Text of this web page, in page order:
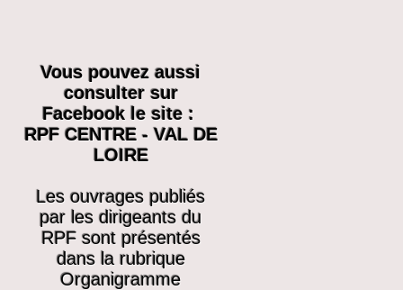
Vous pouvez aussi
consulter sur
Facebook le site :
RPF CENTRE - VAL DE
LOIRE
Les ouvrages publiés
par les dirigeants du
RPF sont présentés
dans la rubrique
Organigramme